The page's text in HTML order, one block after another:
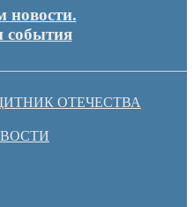
новости.
события
ОТЕЧЕСТВА